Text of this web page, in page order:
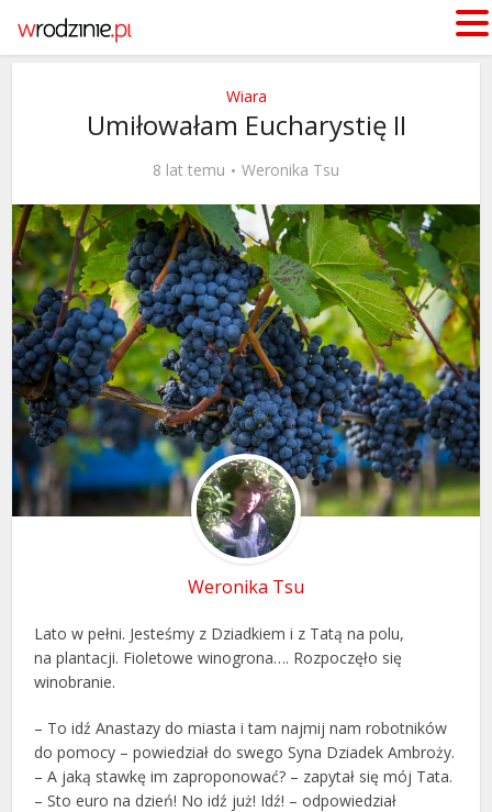
Wiara
Umiłowałam Eucharystię II
8 lat temu Weronika Tsu
Weronika Tsu
Lato w pełni. Jesteśmy z Dziadkiem i z Tatą na polu,
na plantacji. Fioletowe winogrona…. Rozpoczęło się
winobranie.
– To idź Anastazy do miasta i tam najmij nam robotników
do pomocy – powiedział do swego Syna Dziadek Ambroży.
– A jaką stawkę im zaproponować? – zapytał się mój Tata.
– Sto euro na dzień! No idź już! Idź! – odpowiedział